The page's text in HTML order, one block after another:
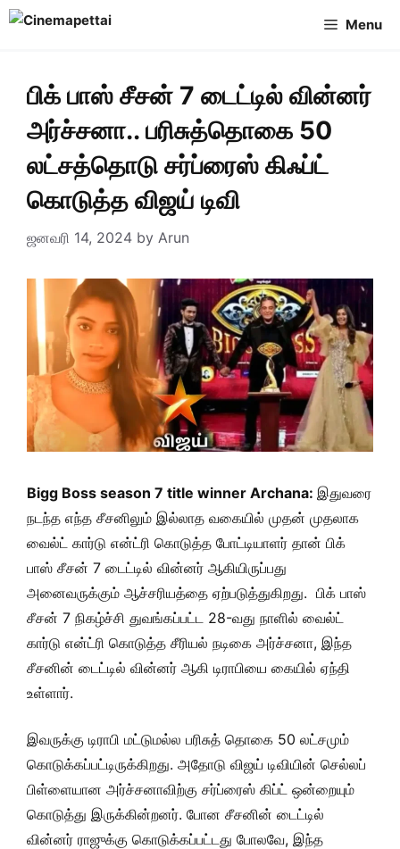
Skip
Menu
பிக் பாஸ் சீசன் 7 டைட்டில் வின்னர்
அர்ச்சனா.. பரிசுத்தொகை 50
லட்சத்தொடு சர்ப்ரைஸ் கிஃப்ட்
கொடுத்த விஜய் டிவி
ஜனவரி 14, 2024 by Arun
Bigg Boss season 7 title winner Archana: இதுவரை
நடந்த எந்த சீசனிலும் இல்லாத வகையில் முதன் முதலாக
வைல்ட் கார்டு என்ட்ரி கொடுத்த போட்டியாளர் தான் பிக்
பாஸ் சீசன் 7 டைட்டில் வின்னர் ஆகியிருப்பது
அனைவருக்கும் ஆச்சரியத்தை ஏற்படுத்துகிறது. பிக் பாஸ்
சீசன் 7 நிகழ்ச்சி துவங்கப்பட்ட 28-வது நாளில் வைல்ட்
கார்டு என்ட்ரி கொடுத்த சீரியல் நடிகை அர்ச்சனா, இந்த
சீசனின் டைட்டில் வின்னர் ஆகி டிராபியை கையில் ஏந்தி
உள்ளார்.
இவருக்கு டிராபி மட்டுமல்ல பரிசுத் தொகை 50 லட்சமும்
கொடுக்கப்பட்டிருக்கிறது. அதோடு விஜய் டிவியின் செல்லப்
பிள்ளையான அர்ச்சனாவிற்கு சர்ப்ரைஸ் கிப்ட் ஒன்றையும்
கொடுத்து இருக்கின்றனர். போன சீசனின் டைட்டில்
வின்னர் ராஜுக்கு கொடுக்கப்பட்டது போலவே, இந்த